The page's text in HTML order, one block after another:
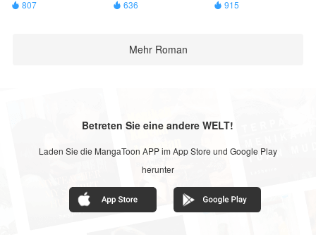
 807  636  915
Mehr Roman
Betreten Sie eine andere WELT!
Laden Sie die MangaToon APP im App Store und Google Play
herunter